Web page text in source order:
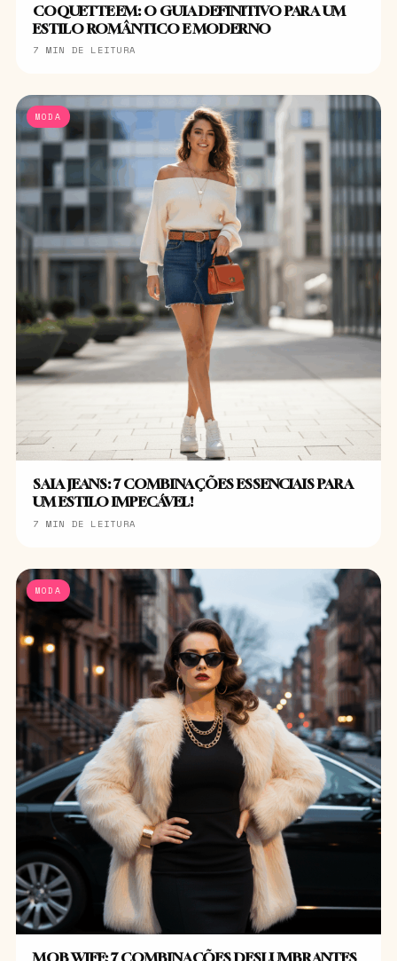
COQUETTE EM: O GUIA DEFINITIVO PARA UM
ESTILO ROMÂNTICO E MODERNO
7 MIN DE LEITURA
MODA
SAIA JEANS: 7 COMBINAÇÕES ESSENCIAIS PARA
UM ESTILO IMPECÁVEL!
7 MIN DE LEITURA
MODA